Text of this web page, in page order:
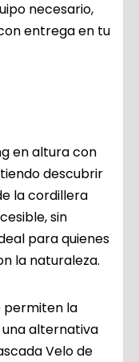
necesario,
entrega en tu
en altura con
descubrir
la cordillera
sin
para quienes
la naturaleza.
permiten la
alternativa
Velo de